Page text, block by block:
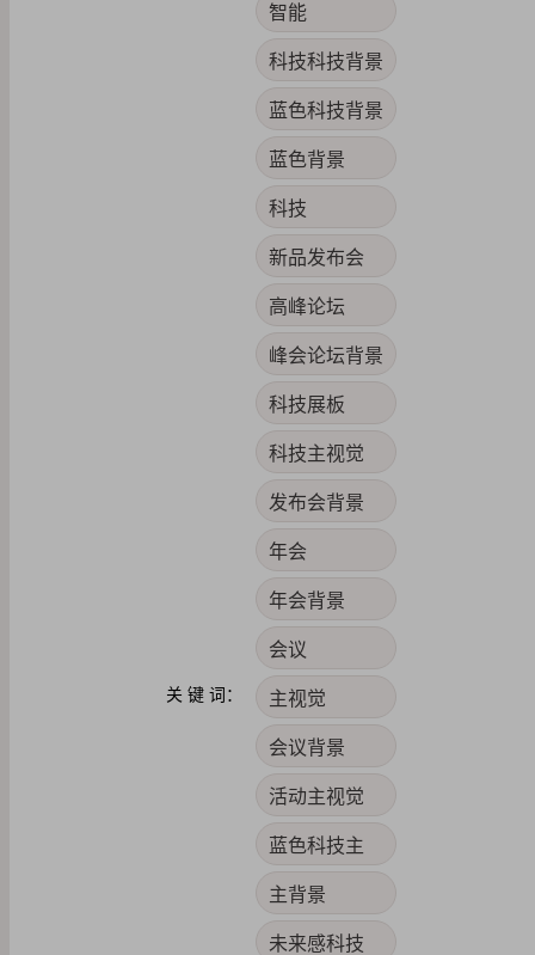
关 键 词：
智能
科技科技背景
蓝色科技背景
蓝色背景
科技
新品发布会
高峰论坛
峰会论坛背景
科技展板
科技主视觉
发布会背景
年会
年会背景
会议
主视觉
会议背景
活动主视觉
蓝色科技主
主背景
未来感科技